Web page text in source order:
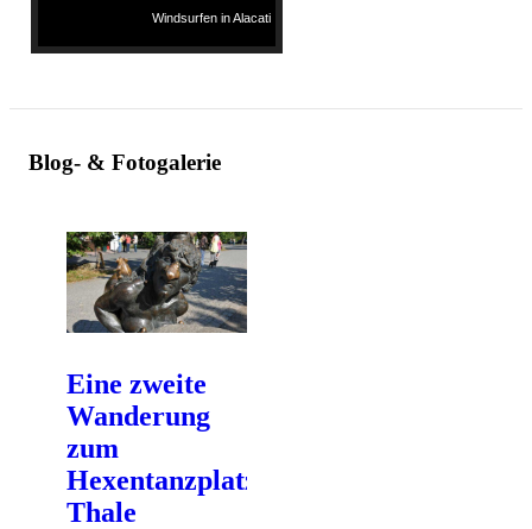
Windsurfen in Alacati
Blog- & Fotogalerie
Eine zweite
Wanderung
zum
Hexentanzplatz
Thale